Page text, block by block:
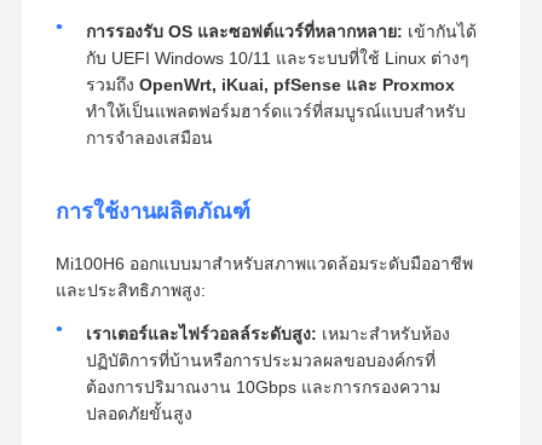
การรองรับ OS และซอฟต์แวร์ที่หลากหลาย: เข้ากันได้
กับ UEFI Windows 10/11 และระบบที่ใช้ Linux ต่างๆ
รวมถึง OpenWrt, iKuai, pfSense และ Proxmox
ทำให้เป็นแพลตฟอร์มฮาร์ดแวร์ที่สมบูรณ์แบบสำหรับ
การจำลองเสมือน
การใช้งานผลิตภัณฑ์
Mi100H6 ออกแบบมาสำหรับสภาพแวดล้อมระดับมืออาชีพ
และประสิทธิภาพสูง:
เราเตอร์และไฟร์วอลล์ระดับสูง: เหมาะสำหรับห้อง
ปฏิบัติการที่บ้านหรือการประมวลผลขอบองค์กรที่
ต้องการปริมาณงาน 10Gbps และการกรองความ
ปลอดภัยขั้นสูง